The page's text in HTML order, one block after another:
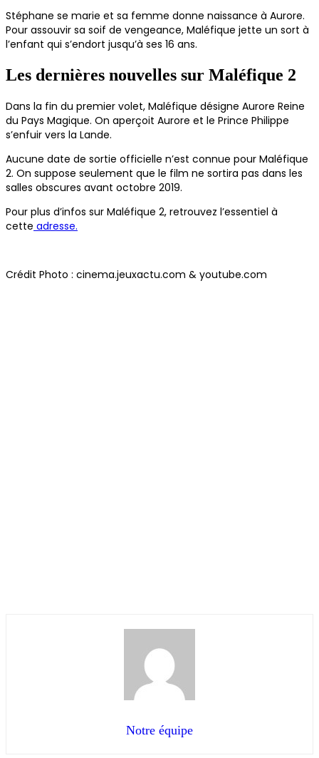
Stéphane se marie et sa femme donne naissance à Aurore.
Pour assouvir sa soif de vengeance, Maléfique jette un sort à
l’enfant qui s’endort jusqu’à ses 16 ans.
Les dernières nouvelles sur Maléfique 2
Dans la fin du premier volet, Maléfique désigne Aurore Reine
du Pays Magique. On aperçoit Aurore et le Prince Philippe
s’enfuir vers la Lande.
Aucune date de sortie officielle n’est connue pour Maléfique
2. On suppose seulement que le film ne sortira pas dans les
salles obscures avant octobre 2019.
Pour plus d’infos sur Maléfique 2, retrouvez l’essentiel à
cette adresse.
Crédit Photo : cinema.jeuxactu.com & youtube.com
Notre équipe